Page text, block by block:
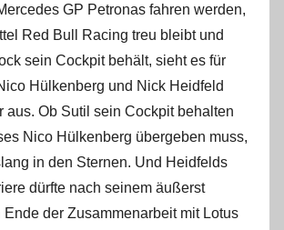
GP Petronas fahren werden,
Red Bull Racing treu bleibt und
sein Cockpit behält, sieht es für
Hülkenberg und Nick Heidfeld
aus. Ob Sutil sein Cockpit behalten
Nico Hülkenberg übergeben muss,
in den Sternen. Und Heidfelds
dürfte nach seinem äußerst
der Zusammenarbeit mit Lotus